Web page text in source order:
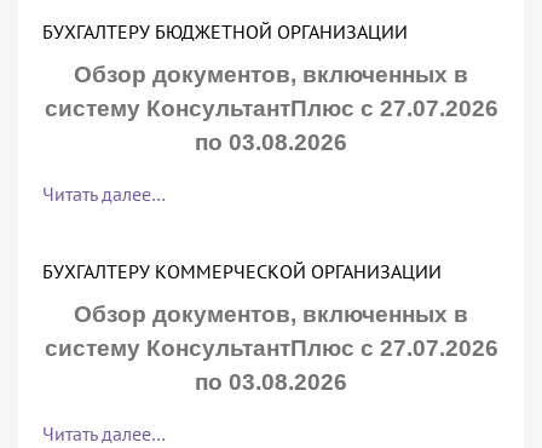
БУХГАЛТЕРУ БЮДЖЕТНОЙ ОРГАНИЗАЦИИ
Обзор документов, включенных в
систему КонсультантПлюс с 27.07.2026
по 03.08.2026
Читать далее…
БУХГАЛТЕРУ КОММЕРЧЕСКОЙ ОРГАНИЗАЦИИ
Обзор документов, включенных в
систему КонсультантПлюс с 27.07.2026
по 03.08.2026
Читать далее…